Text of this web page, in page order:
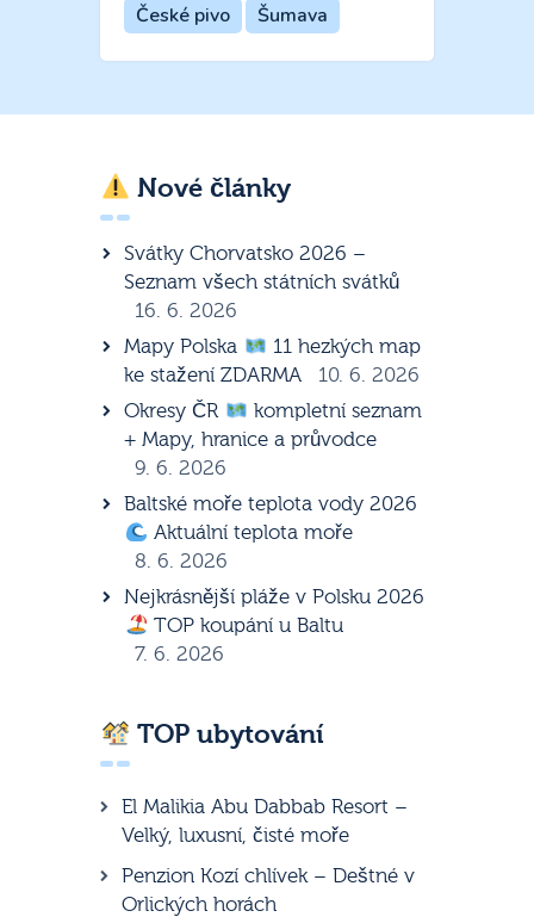
České pivo
Šumava
Nové články
Svátky Chorvatsko 2026 –
Seznam všech státních svátků
16. 6. 2026
Mapy Polska
11 hezkých map
ke stažení ZDARMA
10. 6. 2026
Okresy ČR
kompletní seznam
+ Mapy, hranice a průvodce
9. 6. 2026
Baltské moře teplota vody 2026
Aktuální teplota moře
8. 6. 2026
Nejkrásnější pláže v Polsku 2026
TOP koupání u Baltu
7. 6. 2026
TOP ubytování
El Malikia Abu Dabbab Resort –
Velký, luxusní, čisté moře
Penzion Kozí chlívek – Deštné v
Orlických horách